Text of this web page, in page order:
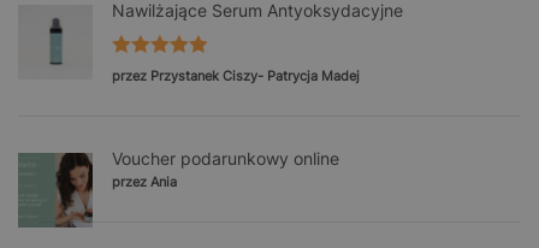
Nawilżające Serum Antyoksydacyjne
Oceniono5
przez Przystanek Ciszy- Patrycja Madej
Voucher podarunkowy online
przez Ania